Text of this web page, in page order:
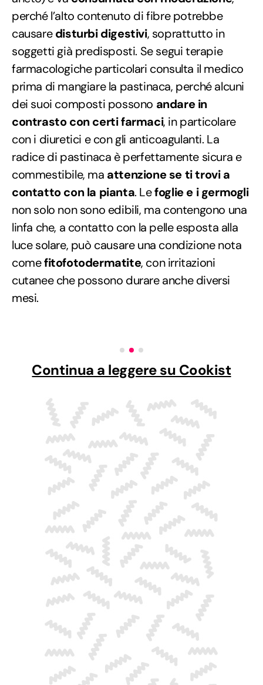
perché l’alto contenuto di fibre potrebbe
causaredisturbi digestivi, soprattutto in
soggetti già predisposti. Se segui terapie
farmacologiche particolari consulta il medico
prima di mangiare la pastinaca, perché alcuni
dei suoi composti possono andare in
contrasto con certi farmaci, in particolare
con i diuretici e con gli anticoagulanti. La
radice di pastinaca è perfettamente sicura e
commestibile, ma attenzione se ti trovi a
contatto con la pianta. Lefoglie e i germogli
non solo non sono edibili, ma contengono una
linfa che, a contatto con la pelle esposta alla
luce solare, può causare una condizione nota
comefitofotodermatite, con irritazioni
cutanee che possono durare anche diversi
mesi.
Continua a leggere su Cookist